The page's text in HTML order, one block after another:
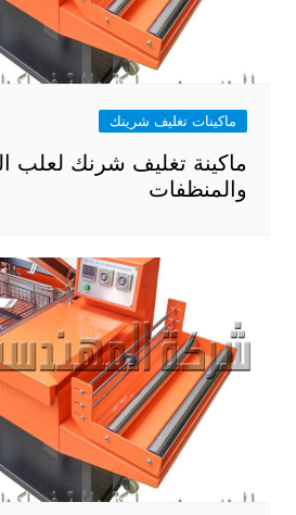
ماكينات تغليف شرينك
ماكينة تغليف شرنك لعلب
والمنظفات